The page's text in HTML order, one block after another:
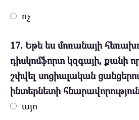
ոչ
17. Եթե ես մոռանայի
դիսկոմֆորտ կզգայի, քանի
շփվել սոցիալական
ինտերնետի
այո